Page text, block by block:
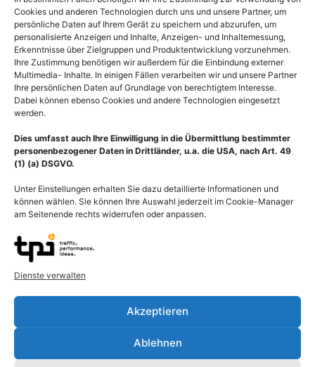
Cookies und anderen Technologien durch uns und unsere Partner, um
persönliche Daten auf Ihrem Gerät zu speichern und abzurufen, um
personalisierte Anzeigen und Inhalte, Anzeigen- und Inhaltemessung,
Erkenntnisse über Zielgruppen und Produktentwicklung vorzunehmen.
Ihre Zustimmung benötigen wir außerdem für die Einbindung externer
Multimedia- Inhalte. In einigen Fällen verarbeiten wir und unsere Partner
Ihre persönlichen Daten auf Grundlage von berechtigtem Interesse.
Dabei können ebenso Cookies und andere Technologien eingesetzt
werden.
Dies umfasst auch Ihre Einwilligung in die Übermittlung bestimmter
personenbezogener Daten in Drittländer, u.a. die USA, nach Art. 49
(1) (a) DSGVO.
Unter Einstellungen erhalten Sie dazu detaillierte Informationen und
können wählen. Sie können Ihre Auswahl jederzeit im Cookie-Manager
am Seitenende rechts widerrufen oder anpassen.
Dienste verwalten
Akzeptieren
Ablehnen
Medical Art Szintigraphie
der Schilddrüse
Ausführung wählen